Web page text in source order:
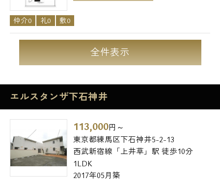
仲介0 礼0 敷0
全件表示
エルスタンザ下石神井
113,000円～
東京都練馬区下石神井5-2-13
西武新宿線「上井草」駅 徒歩10分
1LDK
2017年05月築